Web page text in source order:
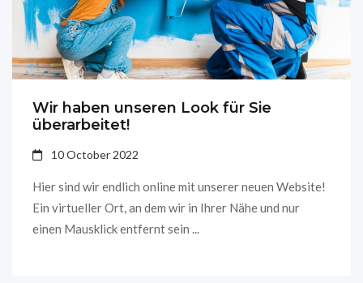
Wir haben unseren Look für Sie
überarbeitet!
10 October 2022
Hier sind wir endlich online mit unserer neuen Website!
Ein virtueller Ort, an dem wir in Ihrer Nähe und nur
einen Mausklick entfernt sein ...